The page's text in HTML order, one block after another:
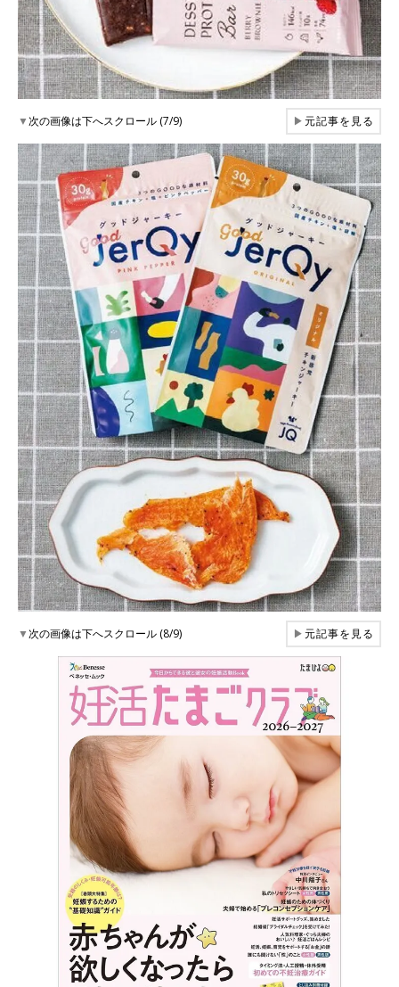
▼次の画像は下へスクロール (7/9) ▶元記事を見る
▼次の画像は下へスクロール (8/9) ▶元記事を見る